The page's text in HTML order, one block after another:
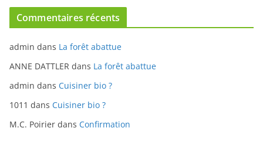
Commentaires récents
admin dans La forêt abattue
ANNE DATTLER dans La forêt abattue
admin dans Cuisiner bio ?
1011 dans Cuisiner bio ?
M.C. Poirier dans Confirmation